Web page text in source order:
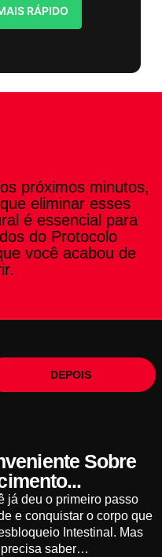
RÁPIDO
próximos minutos,
eliminar esses
é essencial para
do Protocolo
você acabou de
DEPOIS
Sobre
já deu o primeiro passo
e conquistar o corpo que
Intestinal. Mas
saber…